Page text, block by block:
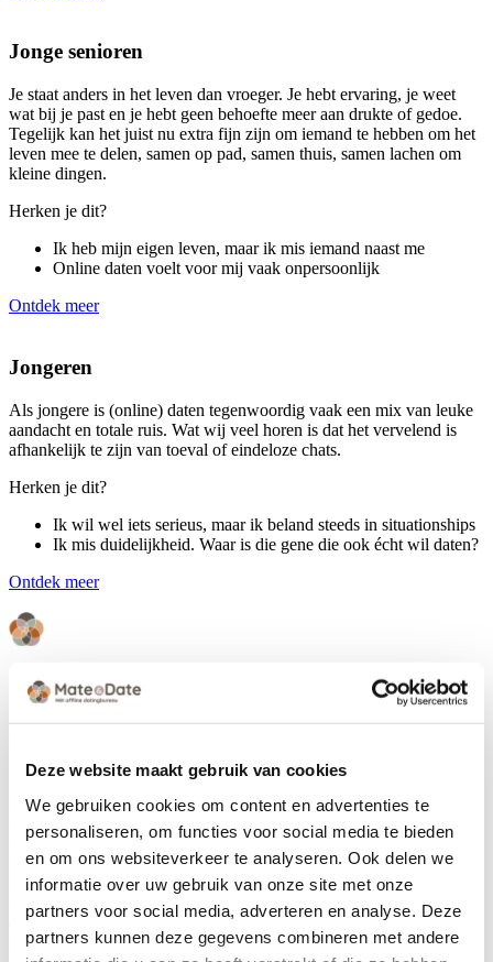
Deze website maakt gebruik van cookies
We gebruiken cookies om content en advertenties te
personaliseren, om functies voor social media te bieden
en om ons websiteverkeer te analyseren. Ook delen we
informatie over uw gebruik van onze site met onze
partners voor social media, adverteren en analyse. Deze
partners kunnen deze gegevens combineren met andere
Jonge senioren
Je staat anders in het leven dan vroeger. Je hebt ervaring, je weet
wat bij je past en je hebt geen behoefte meer aan drukte of gedoe.
Tegelijk kan het juist nu extra fijn zijn om iemand te hebben om het
leven mee te delen, samen op pad, samen thuis, samen lachen om
kleine dingen.
Herken je dit?
Ik heb mijn eigen leven, maar ik mis iemand naast me
Online daten voelt voor mij vaak onpersoonlijk
Ontdek meer
Jongeren
Als jongere is (online) daten tegenwoordig vaak een mix van leuke
aandacht en totale ruis. Wat wij veel horen is dat het vervelend is
afhankelijk te zijn van toeval of eindeloze chats.
Herken je dit?
Ik wil wel iets serieus, maar ik beland steeds in situationships
Ik mis duidelijkheid. Waar is die gene die ook écht wil daten?
Ontdek meer
Ik ben echt ongelofelijk blij dat ik weer
bij hen heb aangeklopt
Een tijd geleden stond ik al ingeschreven, maar ik was er even
tussenuit gestapt omdat ik zelf iemand had ontmoet. Toen dat
uiteindelijk toch geen match bleek, klopte ik na een tijdje weer aan.
En precies zoals Mate & Date belooft: je inschrijving blijft gewoon
staan. Ze vertelden me meteen enthousiast dat ze een hele leuke
vrouw hadden ontmoet die week en dat ze dachten dat wij goed bij
elkaar zouden passen. Dus ik ging al snel op date en ze hadden
helemaal gelijk.